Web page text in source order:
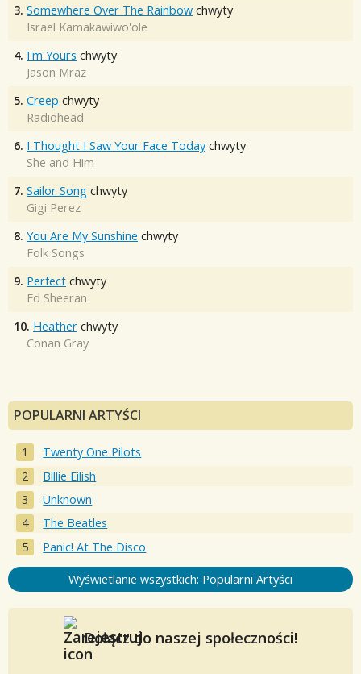
3. Somewhere Over The Rainbow chwyty
Israel Kamakawiwo'ole
4. I'm Yours chwyty
Jason Mraz
5. Creep chwyty
Radiohead
6. I Thought I Saw Your Face Today chwyty
She and Him
7. Sailor Song chwyty
Gigi Perez
8. You Are My Sunshine chwyty
Folk Songs
9. Perfect chwyty
Ed Sheeran
10. Heather chwyty
Conan Gray
POPULARNI ARTYŚCI
Twenty One Pilots
Billie Eilish
Unknown
The Beatles
Panic! At The Disco
Wyświetlanie wszystkich: Popularni Artyści
Dołącz do naszej społeczności!